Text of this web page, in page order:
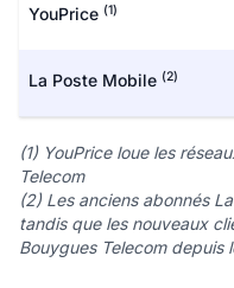
YouPrice (1)
La Poste Mobile (2)
(1) YouPrice loue les
Telecom
(2) Les anciens abonnés
tandis que les nouveaux
Bouygues Telecom depuis